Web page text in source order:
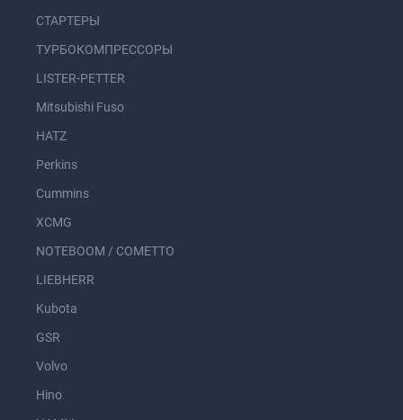
СТАРТЕРЫ
ТУРБОКОМПРЕССОРЫ
LISTER-PETTER
Mitsubishi Fuso
HATZ
Perkins
Cummins
XCMG
NOTEBOOM / COMETTO
LIEBHERR
Kubota
GSR
Volvo
Hino